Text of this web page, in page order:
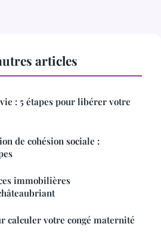
articles
: 5 étapes pour libérer votre
de cohésion sociale :
immobilières
calculer votre congé maternité